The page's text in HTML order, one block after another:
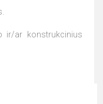
ir/ar konstrukcinius